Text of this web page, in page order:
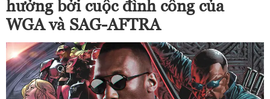
hưởng bởi cuộc đình công của
WGA và SAG-AFTRA